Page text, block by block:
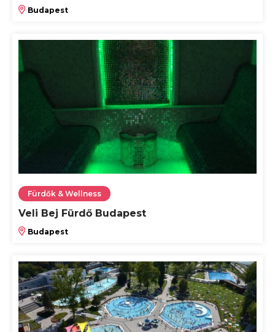
Budapest
Fürdők & Wellness
Veli Bej Fürdő Budapest
Budapest